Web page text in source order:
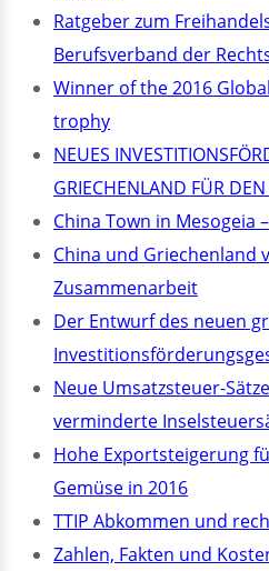
Ratgeber zum
Berufsverband der
Winner of the 2016
trophy
NEUES
GRIECHENLAND FÜR
China Town in Mesogeia
China und Griechenland
Zusammenarbeit
Der Entwurf des neuen
Neue Umsatzsteuer-
verminderte
Hohe Exportsteigerung
Gemüse in 2016
TTIP Abkommen und
Zahlen, Fakten und